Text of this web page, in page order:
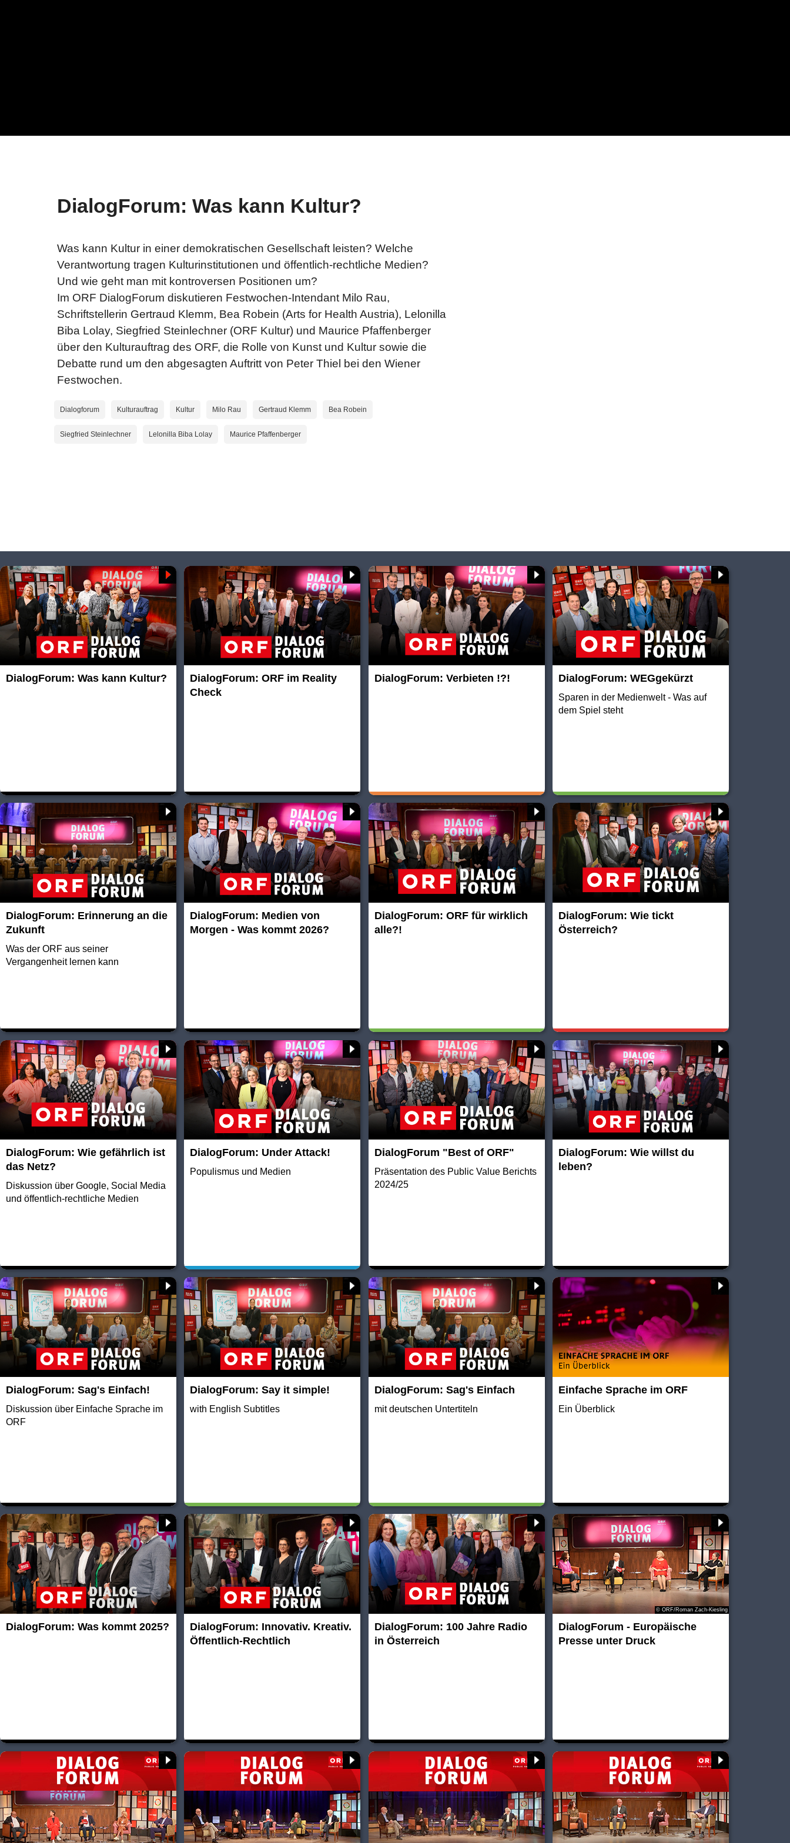
DialogForum: Was kann Kultur?
Was kann Kultur in einer demokratischen Gesellschaft leisten? Welche
Verantwortung tragen Kulturinstitutionen und öffentlich-rechtliche Medien?
Und wie geht man mit kontroversen Positionen um?
Im ORF DialogForum diskutieren Festwochen-Intendant Milo Rau,
Schriftstellerin Gertraud Klemm, Bea Robein (Arts for Health Austria), Lelonilla
Biba Lolay, Siegfried Steinlechner (ORF Kultur) und Maurice Pfaffenberger
über den Kulturauftrag des ORF, die Rolle von Kunst und Kultur sowie die
Debatte rund um den abgesagten Auftritt von Peter Thiel bei den Wiener
Festwochen.
Dialogforum Kulturauftrag Kultur Milo Rau Gertraud Klemm Bea Robein
Siegfried Steinlechner Lelonilla Biba Lolay Maurice Pfaffenberger
DialogForum: Was kann Kultur?
DialogForum: ORF im Reality
Check
DialogForum: Verbieten !?! DialogForum: WEGgekürzt
Sparen in der Medienwelt - Was auf
dem Spiel steht
DialogForum: Erinnerung an die
Zukunft
Was der ORF aus seiner
Vergangenheit lernen kann
DialogForum: Medien von
Morgen - Was kommt 2026?
DialogForum: ORF für wirklich
alle?!
DialogForum: Wie tickt
Österreich?
DialogForum: Wie gefährlich ist
das Netz?
Diskussion über Google, Social Media
und öffentlich-rechtliche Medien
DialogForum: Under Attack!
Populismus und Medien
DialogForum "Best of ORF"
Präsentation des Public Value Berichts
2024/25
DialogForum: Wie willst du
leben?
DialogForum: Sag's Einfach!
Diskussion über Einfache Sprache im
ORF
DialogForum: Say it simple!
with English Subtitles
DialogForum: Sag's Einfach
mit deutschen Untertiteln
Einfache Sprache im ORF
Ein Überblick
DialogForum: Was kommt 2025?
DialogForum: Innovativ. Kreativ.
Öffentlich-Rechtlich
DialogForum: 100 Jahre Radio
in Österreich
© ORF/Roman Zach-Kiesling
DialogForum - Europäische
Presse unter Druck